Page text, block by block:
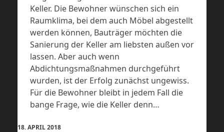
Keller. Die Bewohner wünschen sich ein
Raumklima, bei dem auch Möbel abgestellt
werden können, Bauträger möchten die
Sanierung der Keller am liebsten außen vor
lassen. Aber auch wenn
Abdichtungsmaßnahmen durchgeführt
wurden, ist der Erfolg zunächst ungewiss.
Für die Bewohner bleibt in jedem Fall die
bange Frage, wie die Keller denn…
18. APRIL 2018